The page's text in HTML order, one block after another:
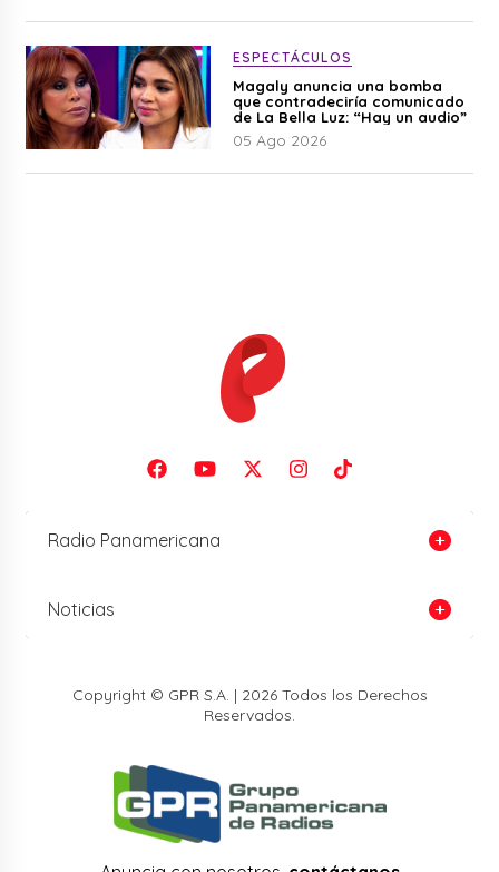
ESPECTÁCULOS
Magaly anuncia una bomba
que contradeciría comunicado
de La Bella Luz: “Hay un audio”
05 Ago 2026
Radio Panamericana
Noticias
Copyright © GPR S.A. | 2026 Todos los Derechos
Reservados.